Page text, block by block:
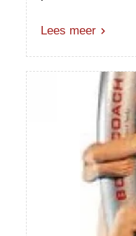
Lees meer